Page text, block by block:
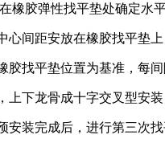
胶弹性找平垫处确定水平
间距安放在橡胶找平垫上
平垫位置为基准，每间
下龙骨成十字交叉型安装
完成后，进行第三次找